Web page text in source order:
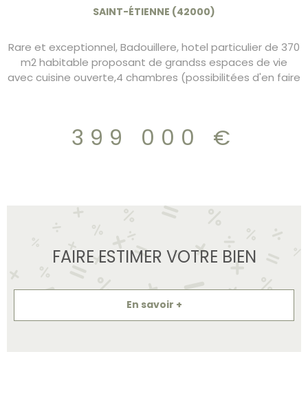
M2 399.000€
SAINT-ÉTIENNE (42000)
Rare et exceptionnel, Badouillere, hotel particulier de 370
m2 habitable proposant de grandss espaces de vie
avec cuisine ouverte,4 chambres (possibilitées d'en faire
399 000 €
FAIRE ESTIMER VOTRE BIEN
En savoir +